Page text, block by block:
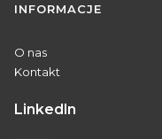
INFORMACJE
O nas
Kontakt
Linkedln